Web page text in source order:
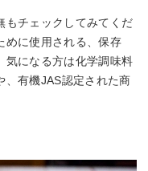
もチェックしてみてくだ
めに使用される、保存
気になる方は化学調味料
、有機JAS認定された商